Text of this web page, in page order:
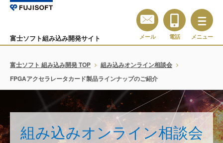
富士ソフト組み込み開発サイト メール 電話 メニュー
富士ソフト 組み込み開発 TOP
組み込みオンライン相談会
FPGAアクセラレータカード製品ラインナップのご紹介
組み込みオンライン相談会